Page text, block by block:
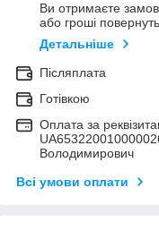
Ви отримаєте
або гроші
Детальніше
Післяплата
Готівкою
Оплата за
Володимирович
Всі умови оплати